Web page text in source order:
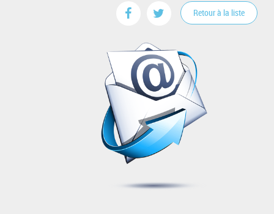
Retour à la liste